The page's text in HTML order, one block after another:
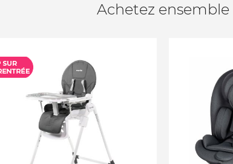
Achetez ensemble